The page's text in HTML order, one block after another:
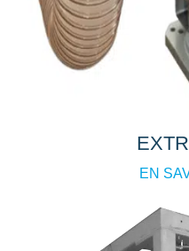
EN